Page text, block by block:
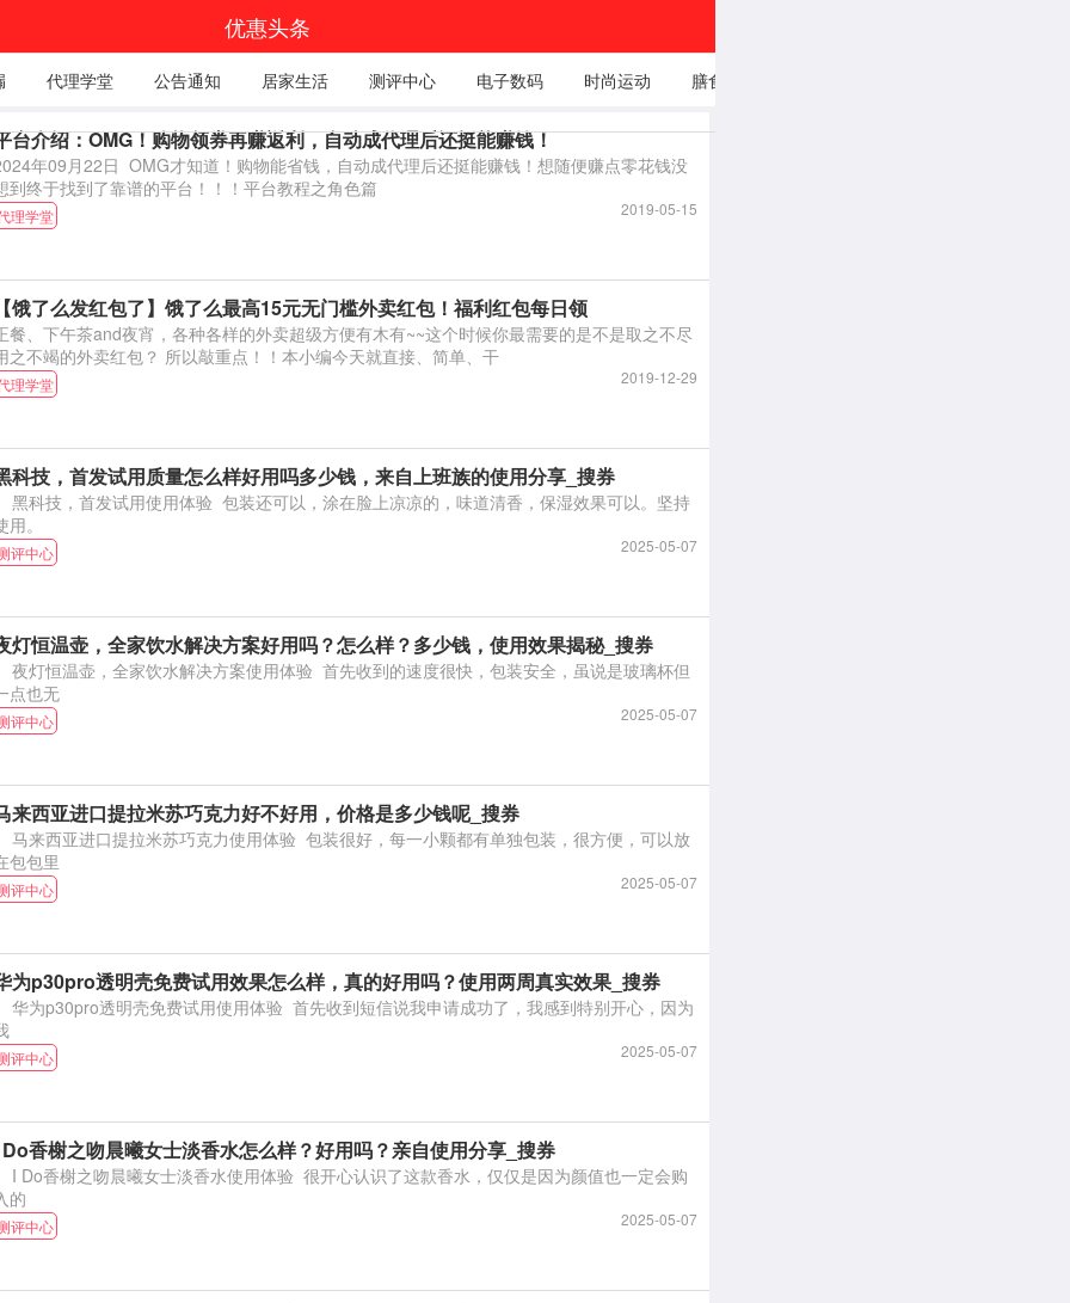
优惠头条
代理学堂 公告通知 居家生活 测评中心 电子数码 时尚运动 膳食养生
台介绍：OMG！购物领券再赚返利，自动成代理后还挺能赚钱！
年09月22日 OMG才知道！购物能省钱，自动成代理后还挺能赚钱！想随便赚点零花钱没
到终于找到了靠谱的平台！！！平台教程之角色篇
理学堂 2019-05-15
饿了么发红包了】饿了么最高15元无门槛外卖红包！福利红包每日领
餐、下午茶and夜宵，各种各样的外卖超级方便有木有~~这个时候你最需要的是不是取之不尽
之不竭的外卖红包？ 所以敲重点！！本小编今天就直接、简单、干
理学堂 2019-12-29
科技，首发试用质量怎么样好用吗多少钱，来自上班族的使用分享_搜券
，首发试用使用体验 包装还可以，涂在脸上凉凉的，味道清香，保湿效果可以。坚持
用。
评中心 2025-05-07
灯恒温壶，全家饮水解决方案好用吗？怎么样？多少钱，使用效果揭秘_搜券
恒温壶，全家饮水解决方案使用体验 首先收到的速度很快，包装安全，虽说是玻璃杯但
点也无
评中心 2025-05-07
来西亚进口提拉米苏巧克力好不好用，价格是多少钱呢_搜券
西亚进口提拉米苏巧克力使用体验 包装很好，每一小颗都有单独包装，很方便，可以放
包包里
评中心 2025-05-07
为p30pro透明壳免费试用效果怎么样，真的好用吗？使用两周真实效果_搜券
p30pro透明壳免费试用使用体验 首先收到短信说我申请成功了，我感到特别开心，因为
评中心 2025-05-07
香榭之吻晨曦女士淡香水怎么样？好用吗？亲自使用分享_搜券
香榭之吻晨曦女士淡香水使用体验 很开心认识了这款香水，仅仅是因为颜值也一定会购
的
评中心 2025-05-07